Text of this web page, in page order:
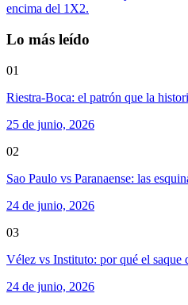
encima del 1X2.
Lo más leído
01
Riestra-Boca: el patrón que la
25 de junio, 2026
02
Sao Paulo vs Paranaense: las
24 de junio, 2026
03
Vélez vs Instituto: por qué el saque
24 de junio, 2026